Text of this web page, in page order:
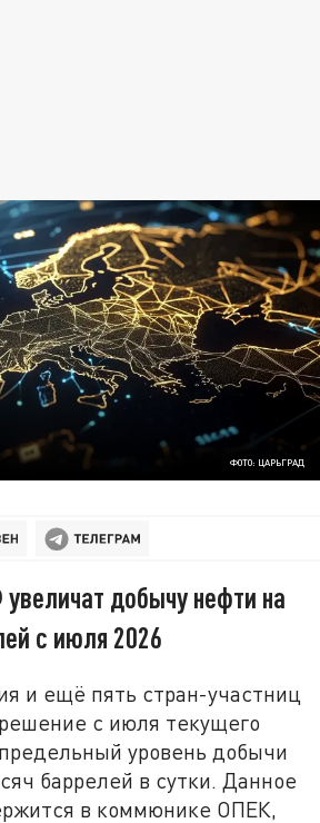
ФОТО: ЦАРЬГРАД
добычу нефти на
с июля 2026
и ещё пять стран-участниц
с июля текущего
уровень добычи
баррелей в сутки. Данное
в коммюнике ОПЕК,